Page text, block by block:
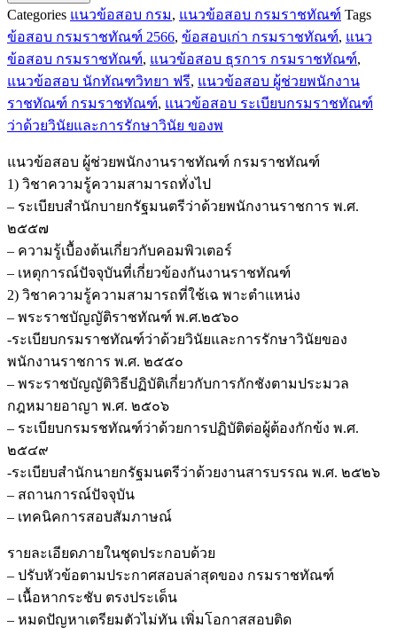
ข้อสอบ
ผู้
ช่วย
พนักงาน
ราชทัณฑ์
กรม
ชิ้น
Categories แนวข้อสอบ กรม, แนวข้อสอบ กรมราชทัณฑ์ Tags
ข้อสอบ กรมราชทัณฑ์ 2566, ข้อสอบเก่า กรมราชทัณฑ์, แนว
ข้อสอบ กรมราชทัณฑ์, แนวข้อสอบ ธุรการ กรมราชทัณฑ์,
แนวข้อสอบ นักทัณฑวิทยา ฟรี, แนวข้อสอบ ผู้ช่วยพนักงาน
ราชทัณฑ์ กรมราชทัณฑ์, แนวข้อสอบ ระเบียบกรมราชทัณฑ์
ว่าด้วยวินัยและการรักษาวินัย ของพ
แนวข้อสอบ ผู้ช่วยพนักงานราชทัณฑ์ กรมราชทัณฑ์
1) วิชาความรู้ความสามารถทั่งไป
– ระเบียบสำนักบายกรัฐมนตรีว่าด้วยพนักงานราชการ พ.ศ.
๒๕๕๗
– ความรู้เบื้องต้นเกี่ยวกับคอมพิวเตอร์
– เหตุการณ์ปัจจุบันที่เกี่ยวข้องกันงานราชทัณฑ์
2) วิชาความรู้ความสามารถที่ใช้เฉ พาะตำแหน่ง
– พระราชบัญญัติราชทัณฑ์ พ.ศ.๒๕๖๐
-ระเบียบกรมราชทัณฑ์ว่าด้วยวินัยและการรักษาวินัยของ
พนักงานราชการ พ.ศ. ๒๕๕๐
– พระราชบัญญัติวิธีปฏิบัติเกี่ยวกับการกักชังตามประมวล
กฎหมายอาญา พ.ศ. ๒๕๐๖
– ระเบียบกรมรชทัณฑ์ว่าด้วยการปฏิบัติต่อผู้ต้องกักข้ง พ.ศ.
๒๕๔๙
-ระเบียบสำนักนายกรัฐมนตรีว่าด้วยงานสารบรรณ พ.ศ. ๒๕๒๖
– สถานการณ์ปัจจุบัน
– เทคนิคการสอบสัมภาษณ์
รายละเอียดภายในชุดประกอบด้วย
– ปรับหัวข้อตามประกาศสอบล่าสุดของ กรมราชทัณฑ์
– เนื้อหากระชับ ตรงประเด็น
– หมดปัญหาเตรียมตัวไม่ทัน เพิ่มโอกาสสอบติด